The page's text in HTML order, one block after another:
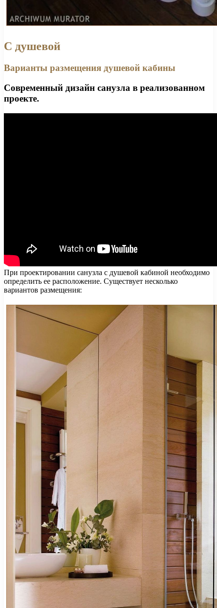
С душевой
Варианты размещения душевой кабины
Современный дизайн санузла в реализованном
проекте.
При проектировании санузла с душевой кабиной необходимо
определить ее расположение. Существует несколько
вариантов размещения: